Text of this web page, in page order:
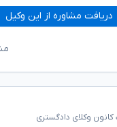
دریافت مشاوره از این وکیل
کانون وکلای دادگستری